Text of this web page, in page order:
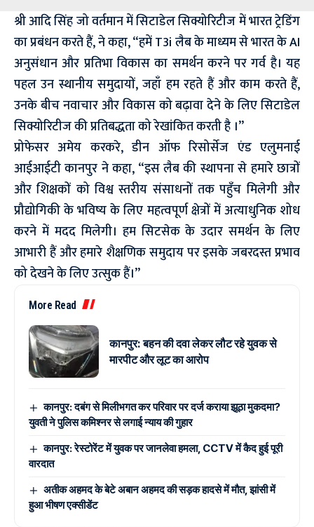
श्री आदि सिंह जो वर्तमान में सिटाडेल सिक्योरिटीज में भारत ट्रेडिंग
का प्रबंधन करते हैं, ने कहा, “हमें T3i लैब के माध्यम से भारत के AI
अनुसंधान और प्रतिभा विकास का समर्थन करने पर गर्व है। यह
पहल उन स्थानीय समुदायों, जहाँ हम रहते हैं और काम करते हैं,
उनके बीच नवाचार और विकास को बढ़ावा देने के लिए सिटाडेल
सिक्योरिटीज की प्रतिबद्धता को रेखांकित करती है ।”
प्रोफेसर अमेय करकरे, डीन ऑफ रिसोर्सेज एंड एलुमनाई
आईआईटी कानपुर ने कहा, “इस लैब की स्थापना से हमारे छात्रों
और शिक्षकों को विश्व स्तरीय संसाधनों तक पहुँच मिलेगी और
प्रौद्योगिकी के भविष्य के लिए महत्वपूर्ण क्षेत्रों में अत्याधुनिक शोध
करने में मदद मिलेगी। हम सिटसेक के उदार समर्थन के लिए
आभारी हैं और हमारे शैक्षणिक समुदाय पर इसके जबरदस्त प्रभाव
को देखने के लिए उत्सुक हैं।”
More Read
कानपुर: बहन की दवा लेकर लौट रहे युवक से
मारपीट और लूट का आरोप
कानपुर: दबंग से मिलीभगत कर परिवार पर दर्ज कराया झूठा मुकदमा?
युवती ने पुलिस कमिश्नर से लगाई न्याय की गुहार
कानपुर: रेस्टोरेंट में युवक पर जानलेवा हमला, CCTV में कैद हुई पूरी
वारदात
अतीक अहमद के बेटे अबान अहमद की सड़क हादसे में मौत, झांसी में
हुआ भीषण एक्सीडेंट